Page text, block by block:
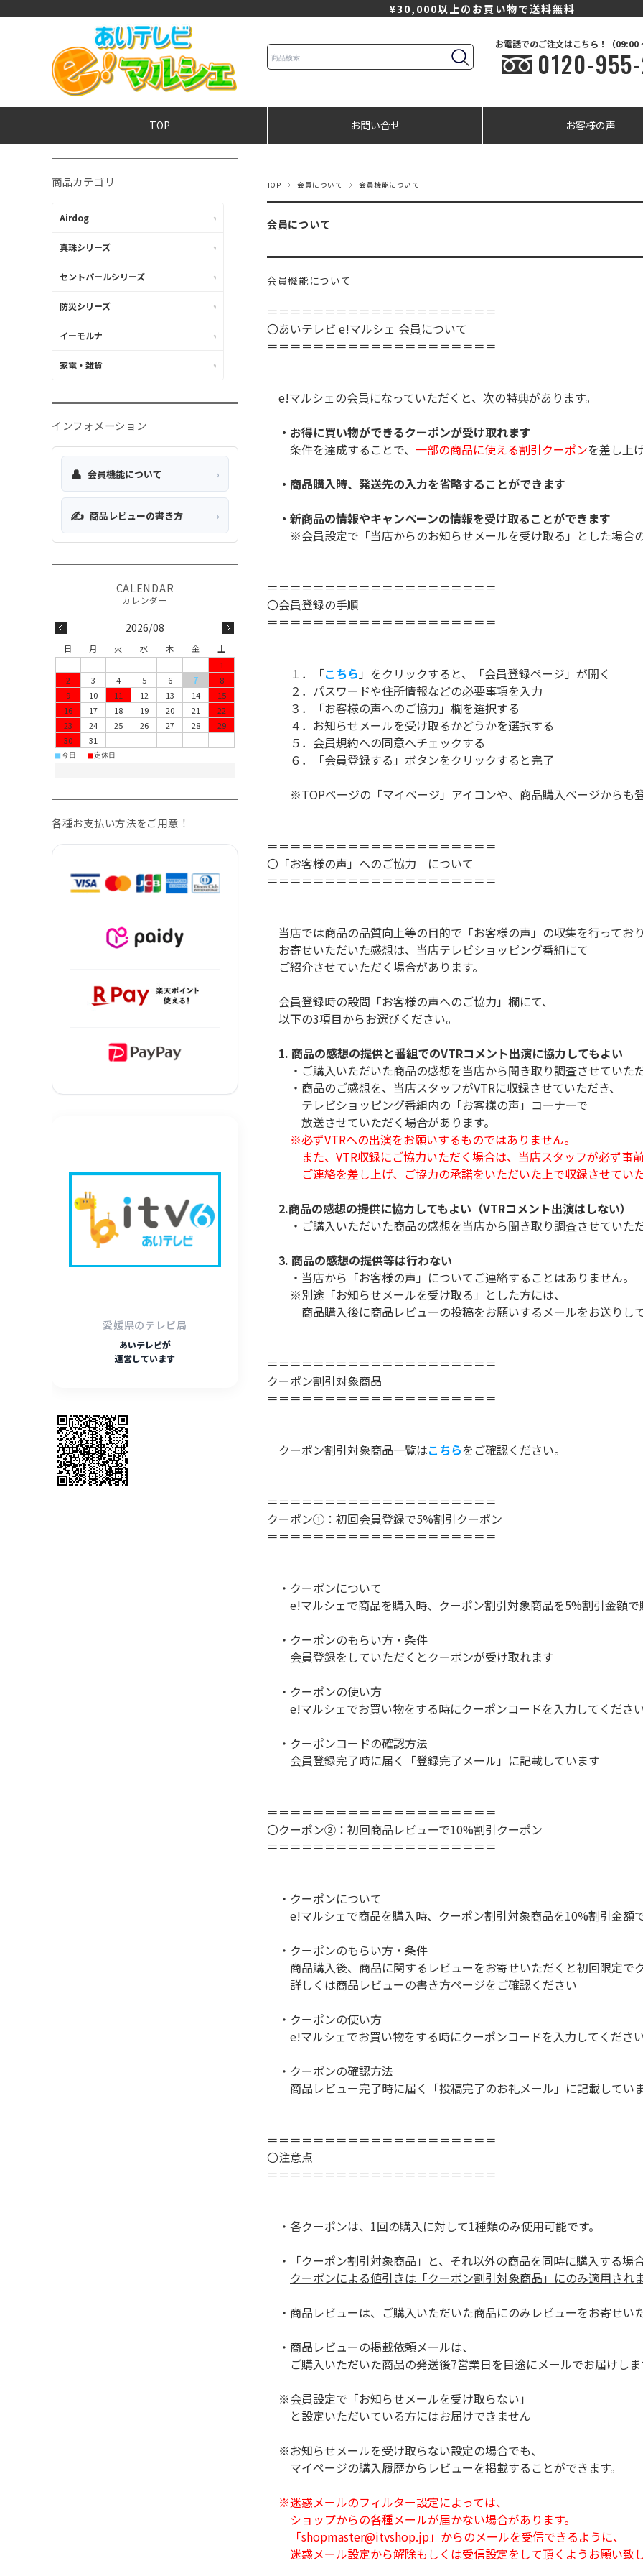
¥30,000以上のお買い物で送料無料
お電話でのご注文はこちら！（09:00
0120-
TOP お問い合せ お客様の声
TOP 会員について 会員機能について
会員について
会員機能について
＝＝＝＝＝＝＝＝＝＝＝＝＝＝＝＝＝＝＝＝
〇あいテレビ e!マルシェ 会員について
＝＝＝＝＝＝＝＝＝＝＝＝＝＝＝＝＝＝＝＝
e!マルシェの会員になっていただくと、次の特典があります。
・お得に買い物ができるクーポンが受け取れます
条件を達成することで、 一部の商品に使える割引クーポンを差し上
・商品購入時、発送先の入力を省略することができます
・新商品の情報やキャンペーンの情報を受け取ることができます
※会員設定で「当店からのお知らせメールを受け取る」とした場合
＝＝＝＝＝＝＝＝＝＝＝＝＝＝＝＝＝＝＝＝
〇会員登録の手順
＝＝＝＝＝＝＝＝＝＝＝＝＝＝＝＝＝＝＝＝
１．「こちら 」をクリックすると、「会員登録ページ」が開く
２．パスワードや住所情報などの必要事項を入力
３．「お客様の声へのご協力」欄を選択する
４．お知らせメールを受け取るかどうかを選択する
５．会員規約への同意へチェックする
６．「会員登録する」ボタンをクリックすると完了
※TOPページの「マイページ」アイコンや、商品購入ページからも登
＝＝＝＝＝＝＝＝＝＝＝＝＝＝＝＝＝＝＝＝
〇「お客様の声」へのご協力 について
＝＝＝＝＝＝＝＝＝＝＝＝＝＝＝＝＝＝＝＝
当店では商品の品質向上等の目的で「お客様の声」の収集を行っており
お寄せいただいた感想は、当店テレビショッピング番組にて
ご紹介させていただく場合があります。
会員登録時の設問「お客様の声へのご協力」欄にて、
以下の3項目からお選びください。
1. 商品の感想の提供と番組でのVTRコメント出演に協力してもよい
・ご購入いただいた商品の感想を当店から聞き取り調査させていただ
・商品のご感想を、当店スタッフがVTRに収録させていただき、
テレビショッピング番組内の「お客様の声」コーナーで
放送させていただく場合があります。
※必ずVTRへの出演をお願いするものではありません。
また、VTR収録にご協力いただく場合は、当店スタッフが必ず事
ご連絡を差し上げ、ご協力の承諾をいただいた上で収録させていた
2.商品の感想の提供に協力してもよい（VTRコメント出演はしない）
・ご購入いただいた商品の感想を当店から聞き取り調査させていただ
3. 商品の感想の提供等は行わない
・当店から「お客様の声」についてご連絡することはありません。
※別途「お知らせメールを受け取る」とした方には、
商品購入後に商品レビューの投稿をお願いするメールをお送りして
＝＝＝＝＝＝＝＝＝＝＝＝＝＝＝＝＝＝＝＝
クーポン割引対象商品
＝＝＝＝＝＝＝＝＝＝＝＝＝＝＝＝＝＝＝＝
クーポン割引対象商品一覧はこちらをご確認ください。
＝＝＝＝＝＝＝＝＝＝＝＝＝＝＝＝＝＝＝＝
クーポン①：初回会員登録で5%割引クーポン
＝＝＝＝＝＝＝＝＝＝＝＝＝＝＝＝＝＝＝＝
・クーポンについて
e!マルシェで商品を購入時、クーポン割引対象商品を5%割引金額で
・クーポンのもらい方・条件
会員登録をしていただくとクーポンが受け取れます
・クーポンの使い方
e!マルシェでお買い物をする時にクーポンコードを入力してくださ
・クーポンコードの確認方法
会員登録完了時に届く「登録完了メール」に記載しています
＝＝＝＝＝＝＝＝＝＝＝＝＝＝＝＝＝＝＝＝
〇クーポン②：初回商品レビューで10%割引クーポン
＝＝＝＝＝＝＝＝＝＝＝＝＝＝＝＝＝＝＝＝
・クーポンについて
e!マルシェで商品を購入時、クーポン割引対象商品を10%割引金額
・クーポンのもらい方・条件
商品購入後、商品に関するレビューをお寄せいただくと初回限定でク
詳しくは商品レビューの書き方ページをご確認ください
・クーポンの使い方
e!マルシェでお買い物をする時にクーポンコードを入力してくださ
・クーポンの確認方法
商品レビュー完了時に届く「投稿完了のお礼メール」に記載してい
＝＝＝＝＝＝＝＝＝＝＝＝＝＝＝＝＝＝＝＝
〇注意点
＝＝＝＝＝＝＝＝＝＝＝＝＝＝＝＝＝＝＝＝
・各クーポンは、 1回の購入に対して1種類のみ使用可能です。
・「クーポン割引対象商品」と、それ以外の商品を同時に購入する場合
クーポンによる値引きは「クーポン割引対象商品」 にのみ適用されま
・商品レビューは、ご購入いただいた商品にのみレビューをお寄せいた
・商品レビューの掲載依頼メールは、
ご購入いただいた商品の発送後7営業日を目途にメールでお届けしま
※会員設定で「お知らせメールを受け取らない」
と設定いただいている方にはお届けできません
※お知らせメールを受け取らない設定の場合でも、
マイページの購入履歴からレビューを掲載することができます。
※迷惑メールのフィルター設定によっては、
ショップからの各種メールが届かない場合があります。
「shopmaster@itvshop.jp」からのメールを受信できるように、
迷惑メール設定から解除もしくは受信設定をして頂くようお願い致し
商品カテゴリ
Airdog
真珠シリーズ
セントパールシリーズ
防災シリーズ
イーモルナ
家電・雑貨
インフォメーション
👤 会員機能について ›
✍️ 商品レビューの書き方 ›
2026/08
日 月 火 水 木 金
土
1
2
3 4 5 6 7
8
9
10 11 12 13 14
15
16
17 18 19 20 21
22
23
24 25 26 27 28
29
30
31
■今日 ■定休日
各種お支払い方法をご用意！
愛媛県のテレビ局
あいテレビが
運営しています